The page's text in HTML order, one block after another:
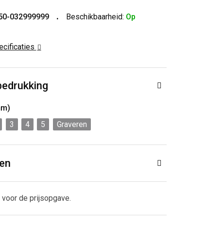
032999999 Beschikbaarheid: Op
3 4 5 Graveren
de prijsopgave.